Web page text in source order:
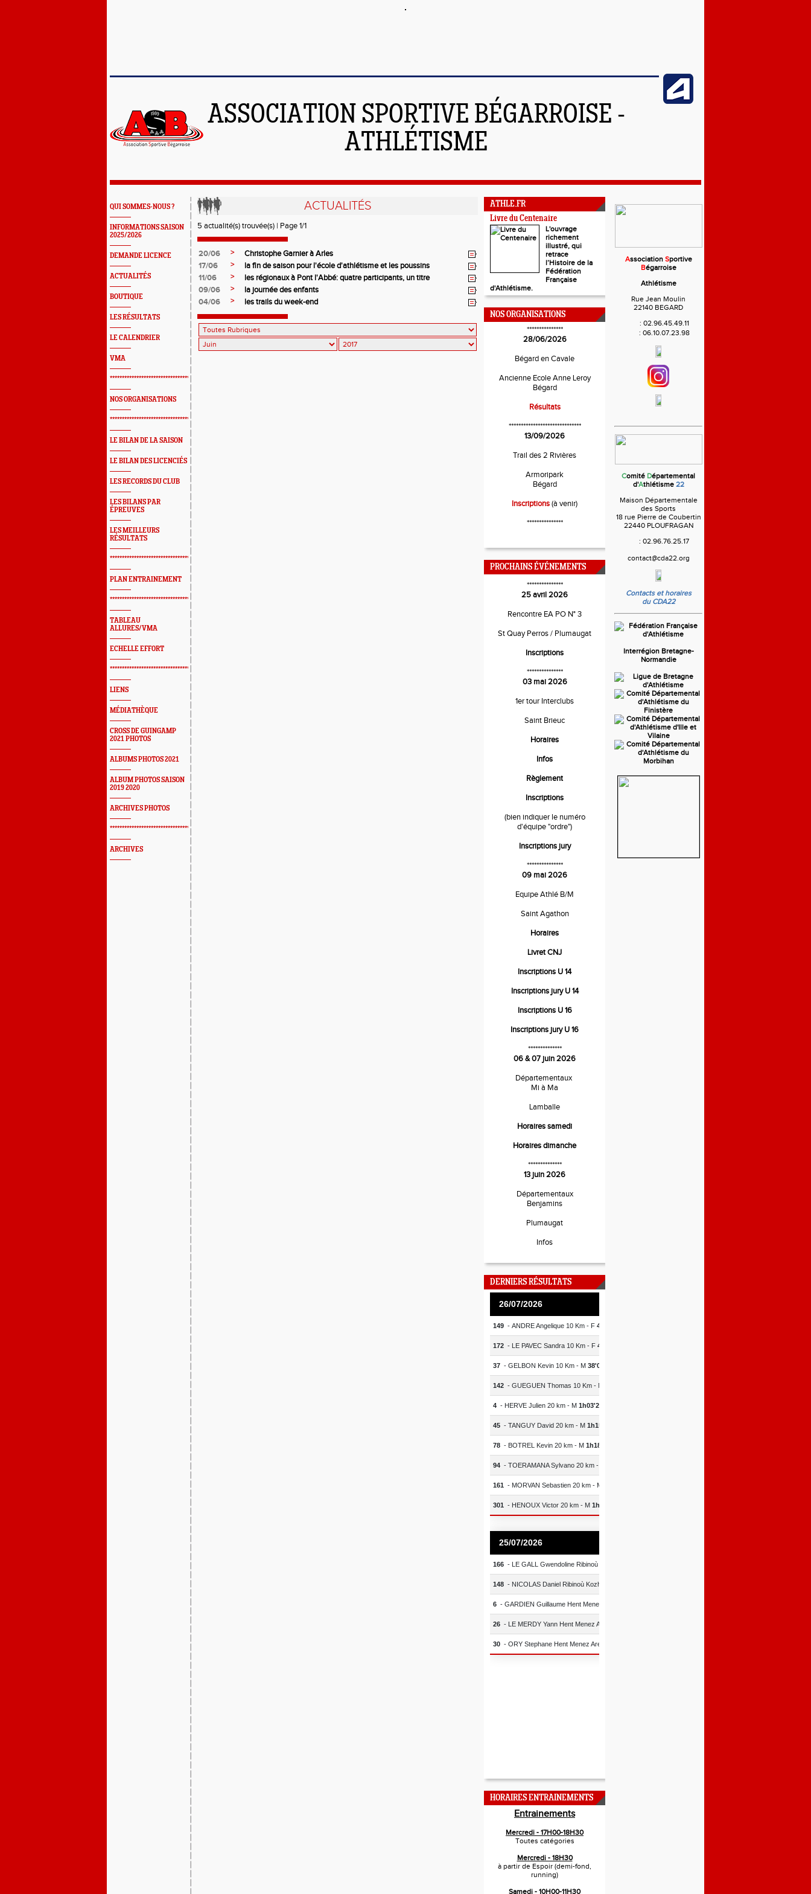
ASSOCIATION SPORTIVE BÉGARROISE -
ATHLÉTISME
QUI SOMMES-NOUS ?
INFORMATIONS SAISON
2025/2026
DEMANDE LICENCE
ACTUALITÉS
BOUTIQUE
LES RÉSULTATS
LE CALENDRIER
VMA
*************************************************
NOS ORGANISATIONS
*************************************************
LE BILAN DE LA SAISON
LE BILAN DES LICENCIÉS
LES RECORDS DU CLUB
LES BILANS PAR
ÉPREUVES
LES MEILLEURS
RÉSULTATS
*************************************************
PLAN ENTRAINEMENT
*************************************************
TABLEAU
ALLURES/VMA
ECHELLE EFFORT
*************************************************
LIENS
MÉDIATHÈQUE
CROSS DE GUINGAMP
2021 PHOTOS
ALBUMS PHOTOS 2021
ALBUM PHOTOS SAISON
2019 2020
ARCHIVES PHOTOS
*************************************************
ARCHIVES
ACTUALITÉS
5 actualité(s) trouvée(s) | Page 1/1
20/06 >
Christophe Garnier à Arles
17/06
>
la fin de saison pour l'école d'athlétisme et les poussins
11/06
>
les régionaux à Pont l'Abbé: quatre participants, un titre
09/06
>
la journée des enfants
04/06
> les trails du week-end
ATHLE.FR
Livre du Centenaire
L'ouvrage
richement
illustré, qui
retrace
l’Histoire de la
Fédération
Française
d'Athlétisme.
NOS ORGANISATIONS
***************
28/06/2026
Bégard en Cavale
Ancienne Ecole Anne Leroy
Bégard
Résultats
******************************
13/09/2026
Trail des 2 Rivières
Armoripark
Bégard
Inscriptions(à venir)
***************
PROCHAINS ÉVÉNEMENTS
***************
25 avril 2026
Rencontre EA PO N° 3
St Quay Perros / Plumaugat
Inscriptions
***************
03 mai 2026
1er tour Interclubs
Saint Brieuc
Horaires
Infos
Règlement
Inscriptions
(bien indiquer le numéro
d'équipe "ordre")
Inscriptions jury
***************
09 mai 2026
Equipe Athlé B/M
Saint Agathon
Horaires
Livret CNJ
Inscriptions U 14
Inscriptions jury U 14
Inscriptions U 16
Inscriptions jury U 16
**************
06 & 07 juin 2026
Départementaux
Mi à Ma
Lamballe
Horaires samedi
Horaires dimanche
**************
13 juin 2026
Départementaux
Benjamins
Plumaugat
Infos
DERNIERS RÉSULTATS
HORAIRES ENTRAINEMENTS
Entrainements
Mercredi - 17H00-18H30
Toutes catégories
Mercredi - 18H30
à partir de Espoir (demi-fond,
running)
Samedi - 10H00-11H30
Association Sportive
Bégarroise
Athlétisme
Rue Jean Moulin
22140 BEGARD
: 02.96.45.49.11
: 06.10.07.23.98
Comité Départemental
d'Athlétisme 22
Maison Départementale
des Sports
18 rue Pierre de Coubertin
22440 PLOUFRAGAN
: 02.96.76.25.17
contact@cda22.org
Contacts et horaires
du CDA22
Interrégion Bretagne-
Normandie